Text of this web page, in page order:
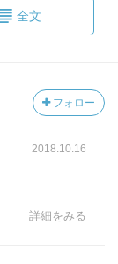
全文
フォロー
2018.10.16
詳細をみる